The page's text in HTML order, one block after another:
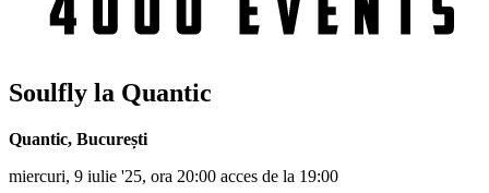
Soulfly la Quantic
Quantic, București
miercuri, 9 iulie '25, ora 20:00 acces de la 19:00